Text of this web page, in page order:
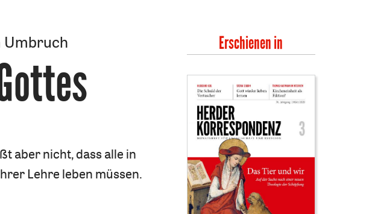
Umbruch
aber nicht, dass alle in
Lehre leben müssen.
Erschienen in